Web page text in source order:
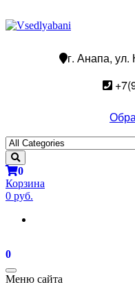
г. Анапа, ул.
0
Корзина
0 руб.
0
Toggle
navigation
Меню сайта